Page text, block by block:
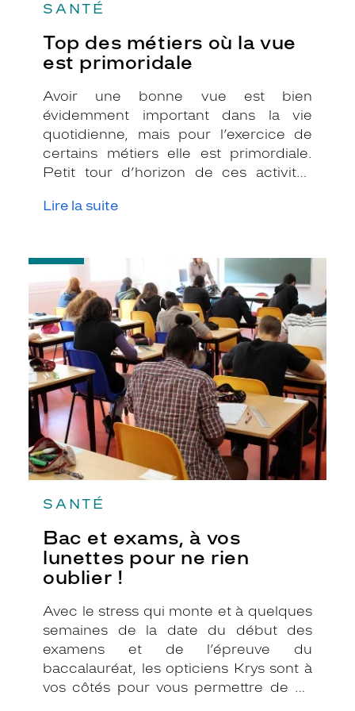
SANTÉ
Top des métiers où la vue
est primoridale
Avoir une bonne vue est bien
évidemment important dans la vie
quotidienne, mais pour l’exercice de
certains métiers elle est primordiale.
Petit tour d’horizon de ces activités
essentielle pour bien les exercer.
Lire la suite
SANTÉ
Bac et exams, à vos
lunettes pour ne rien
oublier !
Avec le stress qui monte et à quelques
semaines de la date du début des
examens et de l’épreuve du
baccalauréat, les opticiens Krys sont à
vos côtés pour vous permettre de ne
-
et
exams,
à
vos
lunettes
pour
ne
rien
oublier